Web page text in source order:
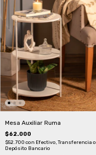
Mesa Auxiliar Ruma
$62.000
$52.700 con Efectivo, Transferencia o
Depósito Bancario